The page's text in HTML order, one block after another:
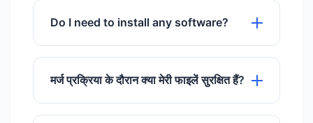
पहले फाइलों को अपनी पसंद के क्रम में व्यवस्थित कर
Do I need to install any software?
No installation is required. This is a
cloud-based web tool.
मर्ज प्रक्रिया के दौरान क्या मेरी फाइलें सुरक्षित हैं?
हाँ, सभी फाइलें HTTPS पर सुरक्षित रूप से प्रोसेस